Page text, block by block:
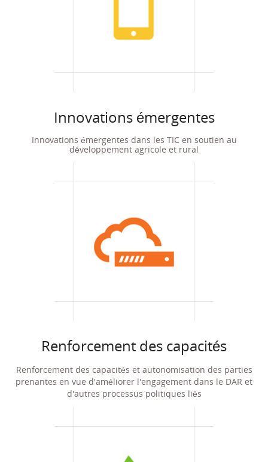
Innovations émergentes
Innovations émergentes dans les TIC en soutien au
développement agricole et rural
Renforcement des capacités
Renforcement des capacités et autonomisation des parties
prenantes en vue d'améliorer l'engagement dans le DAR et
d'autres processus politiques liés